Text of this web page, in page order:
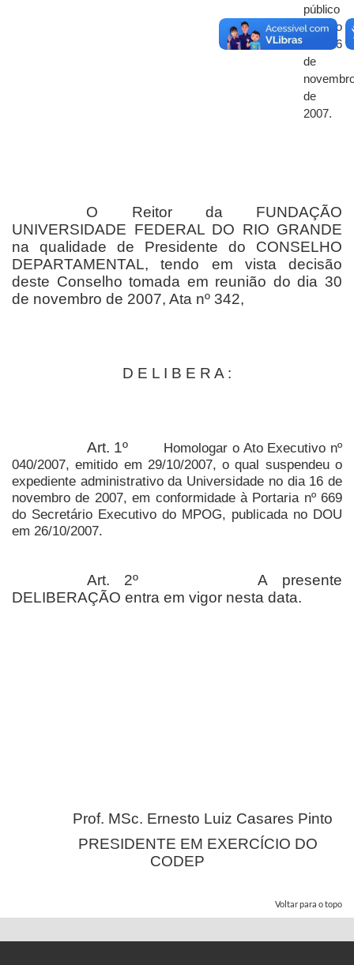
público
para o
dia 16
de
de
2007.
O Reitor da FUNDAÇÃO
UNIVERSIDADE FEDERAL DO RIO GRANDE
na qualidade de Presidente do CONSELHO
DEPARTAMENTAL, tendo em vista decisão
deste Conselho tomada em reunião do dia 30
de novembro de 2007, Ata nº 342,
D E L I B E R A :
Art. 1º
Homologar o Ato Executivo nº
040/2007, emitido em 29/10/2007, o qual suspendeu o
expediente administrativo da Universidade no dia 16 de
novembro de 2007, em conformidade à Portaria nº 669
do Secretário Executivo do MPOG, publicada no DOU
em 26/10/2007.
Art. 2º
A presente
DELIBERAÇÃO entra em vigor nesta data.
Prof. MSc. Ernesto Luiz Casares Pinto
PRESIDENTE EM EXERCÍCIO DO
CODEP
Voltar para o topo